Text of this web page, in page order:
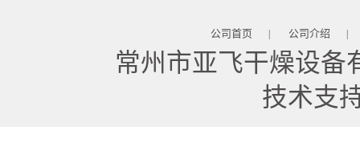
公司首页 | 公司介绍 |
常州市亚飞干燥设备
技术支